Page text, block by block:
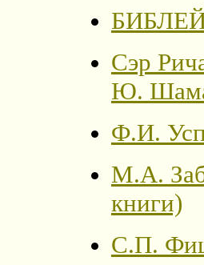
Сэр
Ю.
Ф.И.
М.А.
книги)
С.П.